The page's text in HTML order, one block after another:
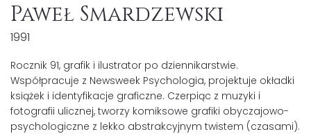
Paweł Smardzewski
1991
Rocznik 91, grafik i ilustrator po dziennikarstwie.
Współpracuje z Newsweek Psychologia, projektuje okładki
książek i identyfikacje graficzne. Czerpiąc z muzyki i
fotografii ulicznej, tworzy komiksowe grafiki obyczajowo-
psychologiczne z lekko abstrakcyjnym twistem (czasami).